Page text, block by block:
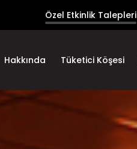
Özel Etkinlik Talepleri
Hakkında Tüketici Köşesi